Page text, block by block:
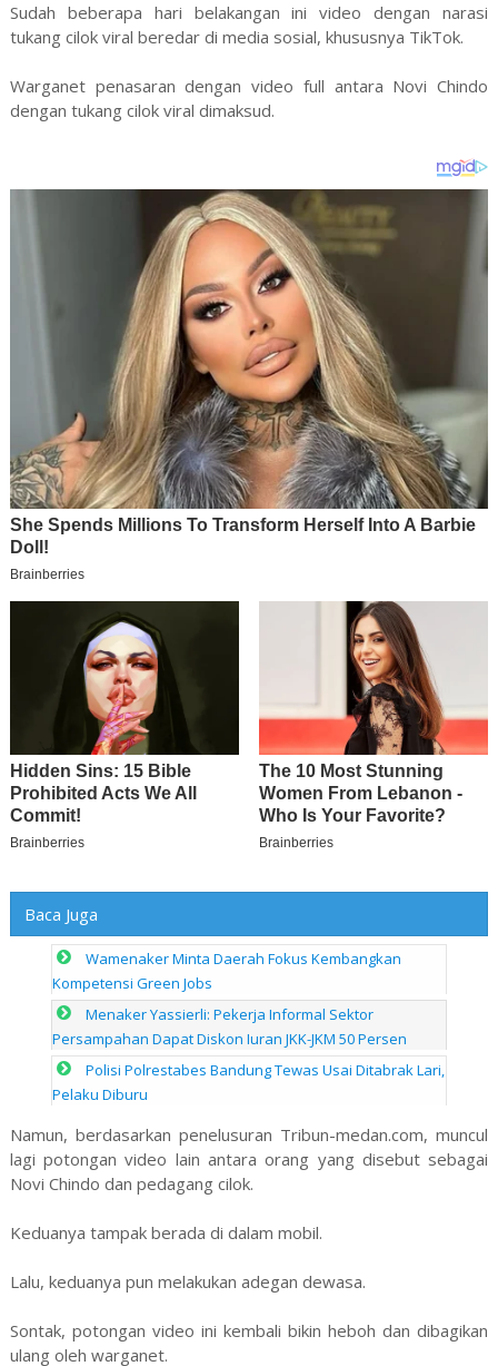
Sudah beberapa hari belakangan ini video dengan narasi
tukang cilok viral beredar di media sosial, khususnya TikTok.
Warganet penasaran dengan video full antara Novi Chindo
dengan tukang cilok viral dimaksud.
Baca Juga
Wamenaker Minta Daerah Fokus Kembangkan
Kompetensi Green Jobs
Menaker Yassierli: Pekerja Informal Sektor
Persampahan Dapat Diskon Iuran JKK-JKM 50 Persen
Polisi Polrestabes Bandung Tewas Usai Ditabrak Lari,
Pelaku Diburu
Namun, berdasarkan penelusuran Tribun-medan.com, muncul
lagi potongan video lain antara orang yang disebut sebagai
Novi Chindo dan pedagang cilok.
Keduanya tampak berada di dalam mobil.
Lalu, keduanya pun melakukan adegan dewasa.
Sontak, potongan video ini kembali bikin heboh dan dibagikan
ulang oleh warganet.